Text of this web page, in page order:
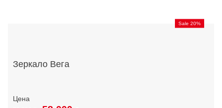
Sale 20%
Зеркало Вега